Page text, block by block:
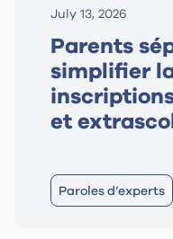
July 13, 2026
Parents
simplifier
et
Paroles d’experts